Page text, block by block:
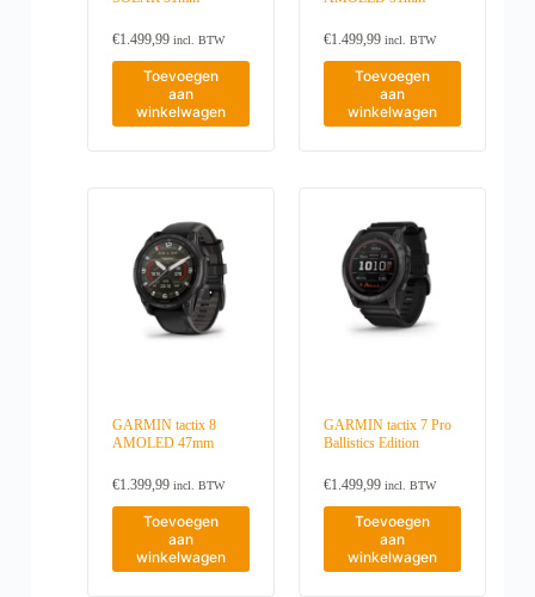
€1.499,99 incl. BTW
Toevoegen
aan
winkelwagen
€1.499,99 incl. BTW
Toevoegen
aan
winkelwagen
GARMIN tactix 8
AMOLED 47mm
€1.399,99 incl. BTW
Toevoegen
aan
winkelwagen
GARMIN tactix 7 Pro
Ballistics Edition
€1.499,99 incl. BTW
Toevoegen
aan
winkelwagen